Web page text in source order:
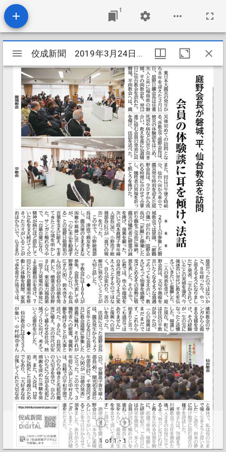
1
Mirador
ビ
ー
佼成新聞 2019年3月24日 庭野会長が磐城、平、仙台教会を訪問
1 of 1• 1